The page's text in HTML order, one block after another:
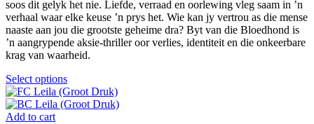
soos dit gelyk het nie. Liefde, verraad en oorlewing vleg saam in ’n
verhaal waar elke keuse ’n prys het. Wie kan jy vertrou as die mense
naaste aan jou die grootste geheime dra? Byt van die Bloedhond is
’n aangrypende aksie-thriller oor verlies, identiteit en die onkeerbare
krag van waarheid.
Select optionsThis
product
has
Add to cart